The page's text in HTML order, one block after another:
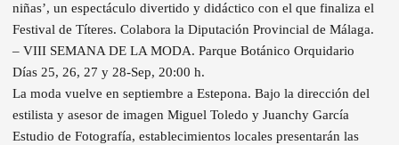
niñas’, un espectáculo divertido y didáctico con el que finaliza el
Festival de Títeres. Colabora la Diputación Provincial de Málaga.
– VIII SEMANA DE LA MODA. Parque Botánico Orquidario
Días 25, 26, 27 y 28-Sep, 20:00 h.
La moda vuelve en septiembre a Estepona. Bajo la dirección del
estilista y asesor de imagen Miguel Toledo y Juanchy García
Estudio de Fotografía, establecimientos locales presentarán las